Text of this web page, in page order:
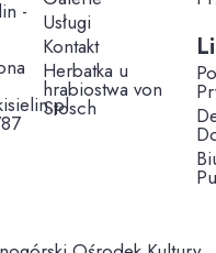
-
Usługi
Kontakt
Herbatka u
hrabiostwa von
Stosch